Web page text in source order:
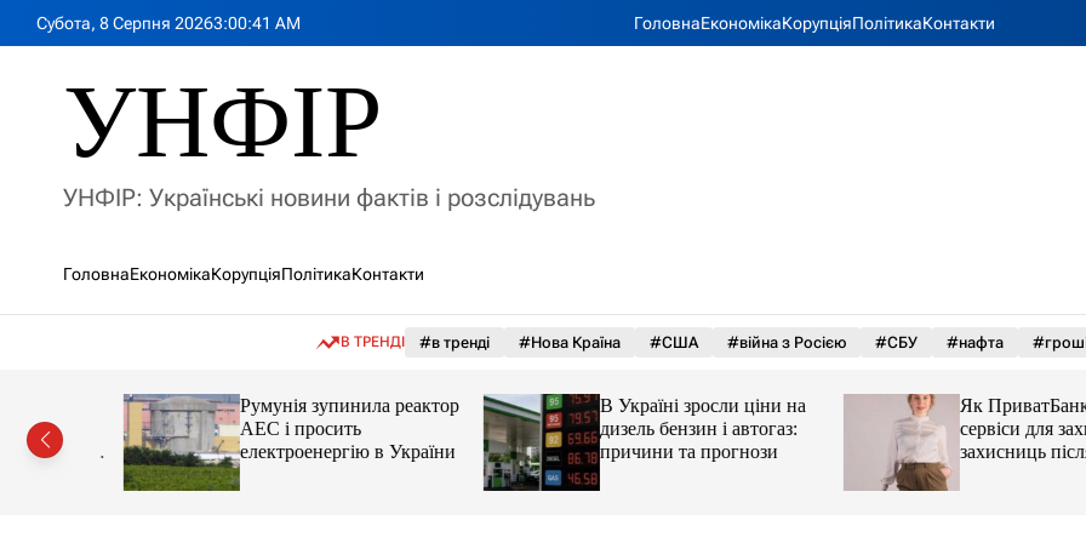
Субота, 8 Серпня 20263:00:43 AM ГоловнаЕкономікаКорупціяПолітикаКонтакти
УНФІР
УНФІР: Українські новини фактів і розслідувань
ГоловнаЕкономікаКорупціяПолітикаКонтакти
В ТРЕНДІ #в тренді #Нова Країна #США #війна з Росією #СБУ #нафта
цін і
Румунія зупинила реактор
АЕС і просить
електроенергію в України
В Україні зросли ціни на
дизель бензин і автогаз:
причини та прогнози
Як ПриватБанк
сервіси для
захисниць після